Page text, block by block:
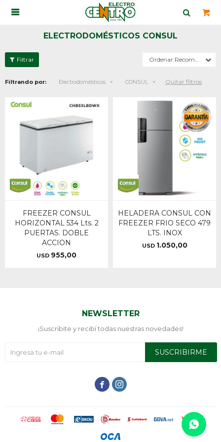

ELECTRODOMÉSTICOS CONSUL
Recomendados
Filtrando por: Electrodomésticos CONSUL Quitar filtros
FREEZER CONSUL
HORIZONTAL 534 Lts. 2
PUERTAS. DOBLE
ACCION
USD 955,00
HELADERA CONSUL CON
FREEZER FRIO SECO 479
LTS. INOX
USD 1.050,00
NEWSLETTER
¡Suscribite y recibí todas nuestras novedades!
SUSCRIBIRME
 